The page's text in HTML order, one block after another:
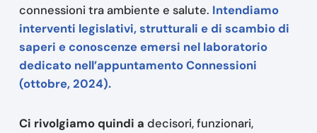
connessioni tra ambiente e salute. Intendiamo
interventi legislativi, strutturali e di scambio di
saperi e conoscenze emersi nel laboratorio
dedicato nell’appuntamento Connessioni
(ottobre, 2024).
Ci rivolgiamo quindi a decisori, funzionari,